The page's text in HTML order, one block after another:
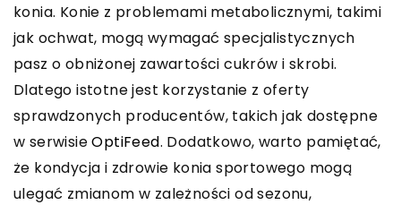
konia. Konie z problemami metabolicznymi, takimi
jak ochwat, mogą wymagać specjalistycznych
pasz o obniżonej zawartości cukrów i skrobi.
Dlatego istotne jest korzystanie z oferty
sprawdzonych producentów, takich jak dostępne
w serwisieOptiFeed. Dodatkowo, warto pamiętać,
że kondycja i zdrowie konia sportowego mogą
ulegać zmianom w zależności od sezonu,